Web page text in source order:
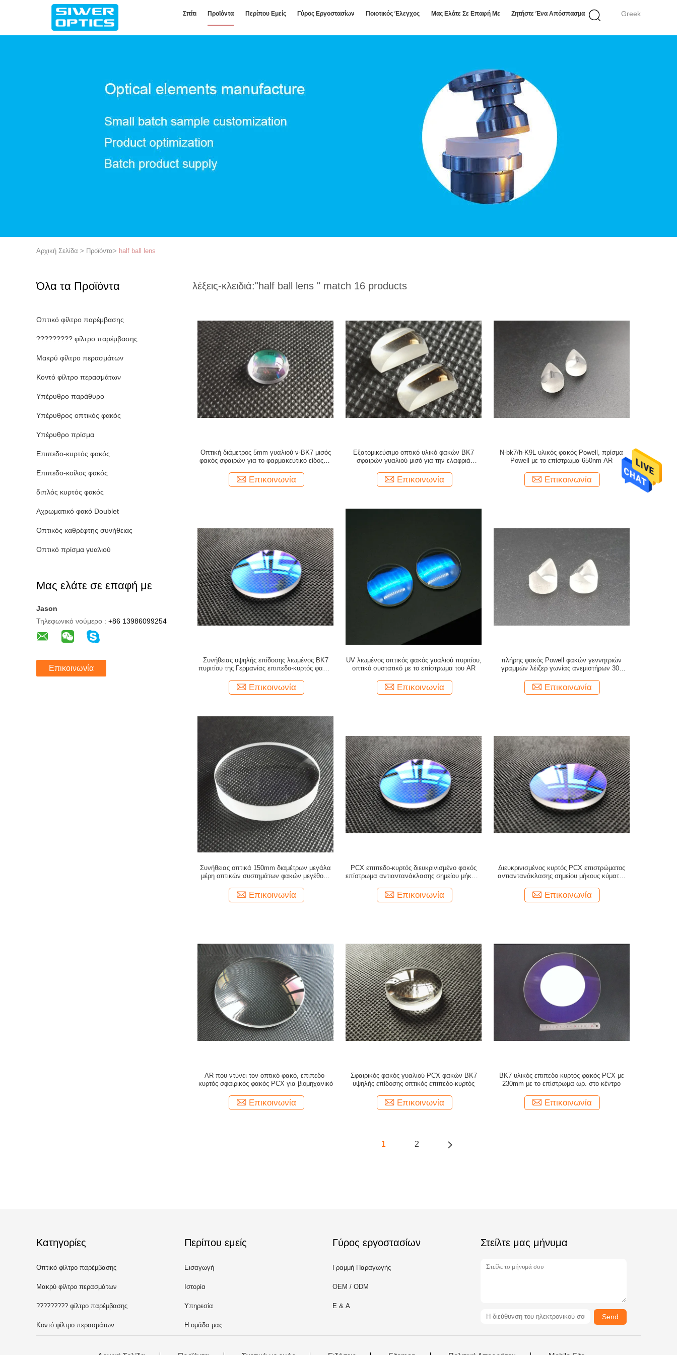
Greek
Σπίτι Προϊόντα Περίπου Εμείς Γύρος Εργοστασίων Ποιοτικός Έλεγχος Μας Ελάτε Σε Επαφή Με Ζητήστε Ένα Απόσπασμα
Αρχική Σελίδα > Προϊόντα> half ball lens
Όλα τα Προϊόντα
Οπτικό φίλτρο παρέμβασης
????????? φίλτρο παρέμβασης
Μακρύ φίλτρο περασμάτων
Κοντό φίλτρο περασμάτων
Υπέρυθρο παράθυρο
Υπέρυθρος οπτικός φακός
Υπέρυθρο πρίσμα
Επιπεδο-κυρτός φακός
Επιπεδο-κοίλος φακός
διπλός κυρτός φακός
Αχρωματικό φακό Doublet
Οπτικός καθρέφτης συνήθειας
Οπτικό πρίσμα γυαλιού
Μας ελάτε σε επαφή με
Jason
Τηλεφωνικό νούμερο : +86 13986099254
Επικοινωνία
λέξεις-κλειδιά:"half ball lens " match 16 products
Οπτική διάμετρος 5mm γυαλιού ν-BK7 μισός
φακός σφαιρών για το φαρμακευτικό είδος/τη
Επικοινωνία
Εξατομικεύσιμο οπτικό υλικό φακών BK7
σφαιρών γυαλιού μισό για την ελαφριά
Επικοινωνία
Ν-bk7/h-K9L υλικός φακός Powell, πρίσμα
Powell με το επίστρωμα 650nm AR
Επικοινωνία
Συνήθειας υψηλής επίδοσης λιωμένος BK7
πυριτίου της Γερμανίας επιπεδο-κυρτός φακός
Επικοινωνία
UV λιωμένος οπτικός φακός γυαλιού πυριτίου,
οπτικό συστατικό με το επίστρωμα του AR
Επικοινωνία
πλήρης φακός Powell φακών γεννητριών
γραμμών λέιζερ γωνίας ανεμιστήρων 30°
Επικοινωνία
Συνήθειας οπτικά 150mm διαμέτρων μεγάλα
μέρη οπτικών συστημάτων φακών μεγέθους
Επικοινωνία
PCX επιπεδο-κυρτός διευκρινισμένο φακός
επίστρωμα αντιαντανάκλασης σημείου μήκους
Επικοινωνία
Διευκρινισμένος κυρτός PCX επιστρώματος
αντιαντανάκλασης σημείου μήκους κύματος
Επικοινωνία
AR που ντύνει τον οπτικό φακό, επιπεδο-
κυρτός σφαιρικός φακός PCX για βιομηχανικό
Επικοινωνία
Σφαιρικός φακός γυαλιού PCX φακών BK7
υψηλής επίδοσης οπτικός επιπεδο-κυρτός
Επικοινωνία
BK7 υλικός επιπεδο-κυρτός φακός PCX με
230mm με το επίστρωμα ωρ. στο κέντρο
Επικοινωνία
1 2
Κατηγορίες
Οπτικό φίλτρο παρέμβασης
Μακρύ φίλτρο περασμάτων
????????? φίλτρο παρέμβασης
Κοντό φίλτρο περασμάτων
Περίπου εμείς
Εισαγωγή
Ιστορία
Υπηρεσία
Η ομάδα μας
Γύρος εργοστασίων
Γραμμή Παραγωγής
OEM / ODM
Ε & Α
Στείλτε μας μήνυμα
Send